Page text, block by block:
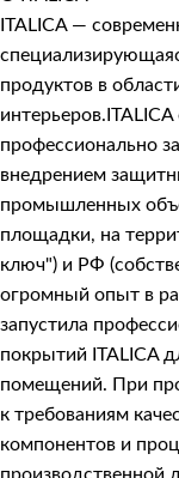
ITALICA —
продуктов в
профессионально
внедрением
промышленных
площадки, на
ключ") и РФ
огромный опыт в
запустила
покрытий ITALICA
помещений. При
к требованиям
компонентов и